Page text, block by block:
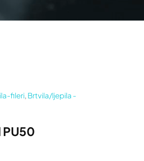
fileri, Brtvila/ljepila -
PU50